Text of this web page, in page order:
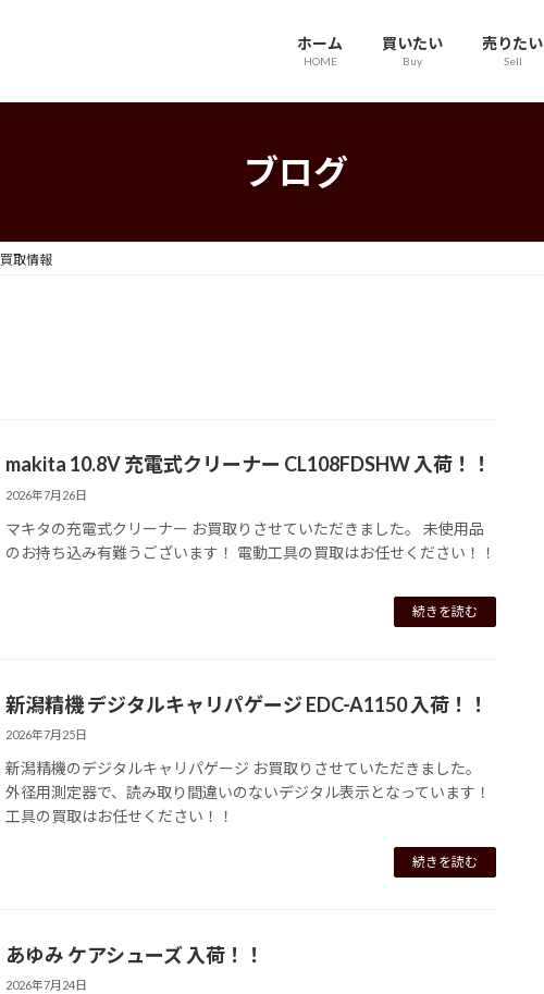
ホーム
HOME
買いたい
Buy
売りたい
Sell
ブログ
買取情報
makita 10.8V 充電式クリーナー CL108FDSHW 入荷！！
2026年7月26日
マキタの充電式クリーナー お買取りさせていただきました。 未使用品
のお持ち込み有難うございます！ 電動工具の買取はお任せください！！
続きを読む
新潟精機 デジタルキャリパゲージ EDC-A1150 入荷！！
2026年7月25日
新潟精機のデジタルキャリパゲージ お買取りさせていただきました。
外径用測定器で、読み取り間違いのないデジタル表示となっています！
工具の買取はお任せください！！
続きを読む
あゆみ ケアシューズ 入荷！！
2026年7月24日